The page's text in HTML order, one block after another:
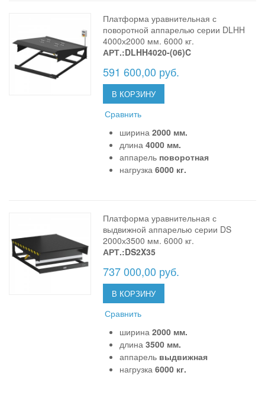
Платформа уравнительная с
поворотной аппарелью серии DLHH
4000х2000 мм. 6000 кг.
АРТ.:DLHH4020-(06)C
591 600,00 руб.
В КОРЗИНУ
Сравнить
ширина2000 мм.
длина4000 мм.
аппарель поворотная
нагрузка 6000 кг.
Платформа уравнительная с
выдвижной аппарелью серии DS
2000х3500 мм. 6000 кг.
АРТ.:DS2X35
737 000,00 руб.
В КОРЗИНУ
Сравнить
ширина2000 мм.
длина3500 мм.
аппарель выдвижная
нагрузка 6000 кг.